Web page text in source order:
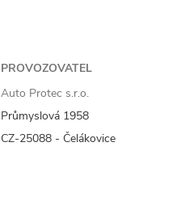
PROVOZOVATEL
Auto Protec s.r.o.
Průmyslová 1958
CZ-25088 - Čelákovice